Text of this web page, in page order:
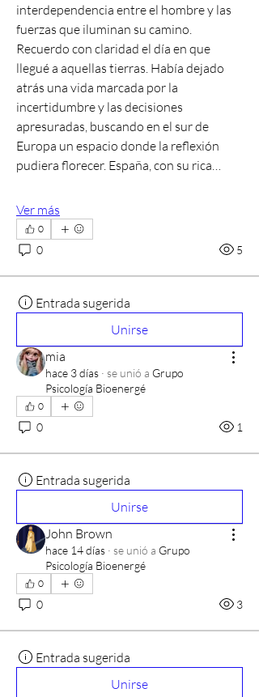
interdependencia entre el hombre y las
fuerzas que iluminan su camino.
Recuerdo con claridad el día en que
llegué a aquellas tierras. Había dejado
atrás una vida marcada por la
incertidumbre y las decisiones
apresuradas, buscando en el sur de
Europa un espacio donde la reflexión
pudiera florecer. España, con su rica…
Ver más
0
0 5
Entrada sugerida
Unirse
mia
hace 3 días · se unió a Grupo
Psicología Bioenergé
0
0 1
Entrada sugerida
Unirse
John Brown
hace 14 días · se unió a Grupo
Psicología Bioenergé
0
0 3
Entrada sugerida
Unirse